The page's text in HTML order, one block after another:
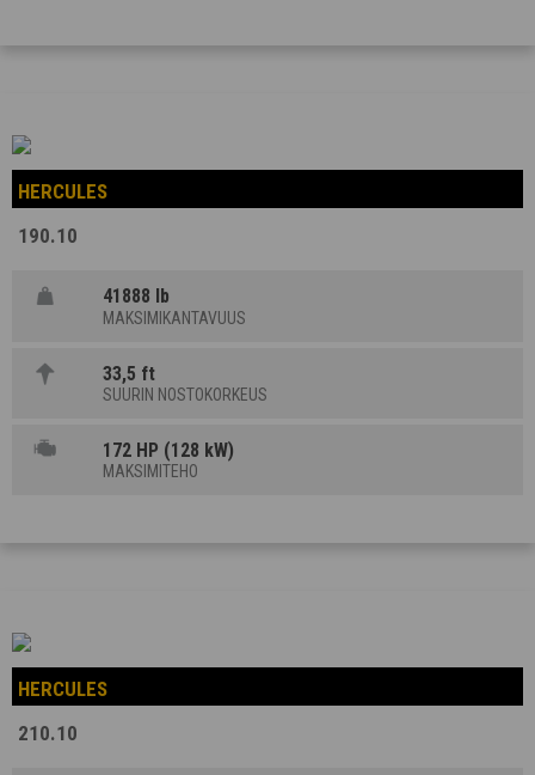
HERCULES
190.10
41888 lb
MAKSIMIKANTAVUUS
33,5 ft
SUURIN NOSTOKORKEUS
172 HP (128 kW)
MAKSIMITEHO
HERCULES
210.10